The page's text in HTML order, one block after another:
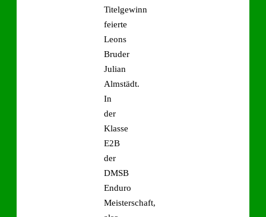
Titelgewinn
feierte
Leons
Bruder
Julian
Almstädt.
In
der
Klasse
E2B
der
DMSB
Enduro
Meisterschaft,